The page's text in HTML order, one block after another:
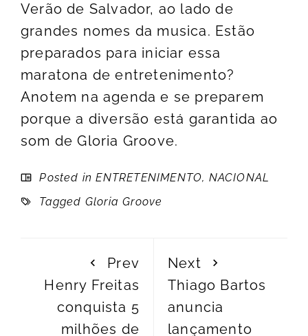
Verão de Salvador, ao lado de
grandes nomes da musica. Estão
preparados para iniciar essa
maratona de entretenimento?
Anotem na agenda e se preparem
porque a diversão está garantida ao
som de Gloria Groove.
Posted inENTRETENIMENTO, NACIONAL
Tagged Gloria Groove
Prev
Henry Freitas
conquista 5
milhões de
Next
Thiago Bartos
anuncia
lançamento